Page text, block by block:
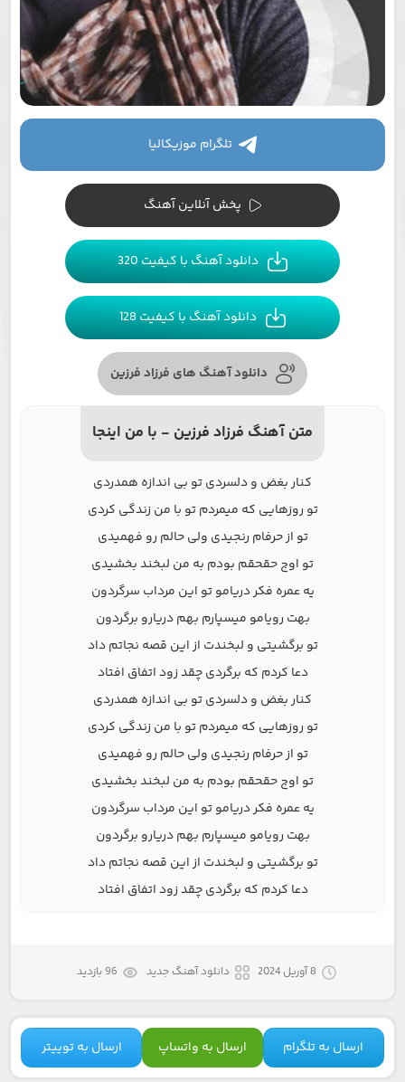
تلگرام موزیکالیا
پخش آنلاین آهنگ
دانلود آهنگ با کیفیت 320
دانلود آهنگ با کیفیت 128
دانلود آهنگ های فرزاد فرزین
متن آهنگ فرزاد فرزین - با من اینجا
کنار بغض و دلسردی تو بی اندازه همدردی
تو روزهایی که میمردم تو با من زندگی کردی
تو از حرفام رنجیدی ولی حالم رو فهمیدی
تو اوج حقحقم بودم به من لبخند بخشیدی
یه عمره فکر دریامو تو این مرداب سرگردون
بهت رویامو میسپارم بهم دریارو برگردون
تو برگشیتی و لبخندت از این قصه نجاتم داد
دعا کردم که برگردی چقد زود اتفاق افتاد
کنار بغض و دلسردی تو بی اندازه همدردی
تو روزهایی که میمردم تو با من زندگی کردی
تو از حرفام رنجیدی ولی حالم رو فهمیدی
تو اوج حقحقم بودم به من لبخند بخشیدی
یه عمره فکر دریامو تو این مرداب سرگردون
بهت رویامو میسپارم بهم دریارو برگردون
تو برگشیتی و لبخندت از این قصه نجاتم داد
دعا کردم که برگردی چقد زود اتفاق افتاد
8 آوریل 2024 دانلود آهنگ جدید 96 بازدید
ارسال به تلگرام ارسال به واتساپ ارسال به توییتر